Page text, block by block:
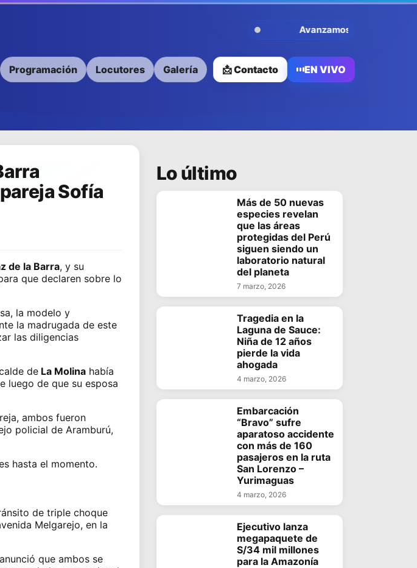
Avanzamos Contigo
Programación Locutores Galería 📩 Contacto EN VIVO
Sofía
de la Barra, y su
que declaren sobre lo
la modelo y
la madrugada de este
las diligencias
deLa Molinahabía
luego de que su esposa
ambos fueron
policial de Aramburú,
hasta el momento.
de triple choque
Melgarejo, en la
que ambos se
Lo último
Más de 50 nuevas
especies revelan
que las áreas
protegidas del Perú
siguen siendo un
laboratorio natural
del planeta
7 marzo, 2026
Tragedia en la
Laguna de Sauce:
Niña de 12 años
pierde la vida
ahogada
4 marzo, 2026
Embarcación
“Bravo” sufre
aparatoso accidente
con más de 160
pasajeros en la ruta
San Lorenzo –
Yurimaguas
4 marzo, 2026
Ejecutivo lanza
megapaquete de
S/34 mil millones
para la Amazonía